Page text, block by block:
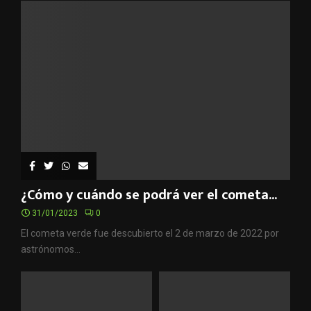
¿Cómo y cuándo se podrá ver el cometa...
31/01/2023 0
El cometa verde fue descubierto el 2 de marzo de 2022 por
astrónomos...